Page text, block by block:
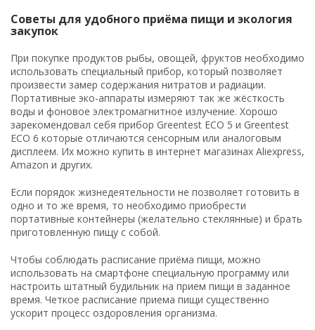
Советы для удобного приёма пищи и экология
закупок
При покупке продуктов рыбы, овощей, фруктов необходимо
использовать специальный прибор, который позволяет
произвести замер содержания нитратов и радиации.
Портативные эко-аппараты измеряют так же жёсткость
воды и фоновое электромагнитное излучение. Хорошо
зарекомендовал себя прибор Greentest ECO 5 и Greentest
ECO 6 которые отличаются сенсорным или аналоговым
дисплеем. Их можно купить в интернет магазинах Aliexpress,
Amazon и других.
Если порядок жизнедеятельности не позволяет готовить в
одно и то же время, то необходимо приобрести
портативные контейнеры (желательно стеклянные) и брать
приготовленную пищу с собой.
Чтобы соблюдать расписание приёма пищи, можно
использовать на смартфоне специальную программу или
настроить штатный будильник на прием пищи в заданное
время. Четкое расписание приема пищи существенно
ускорит процесс оздоровления организма.